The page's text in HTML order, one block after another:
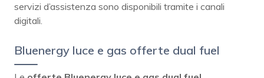
servizi d’assistenza sono disponibili tramite i canali
digitali.
Bluenergy luce e gas offerte dual fuel